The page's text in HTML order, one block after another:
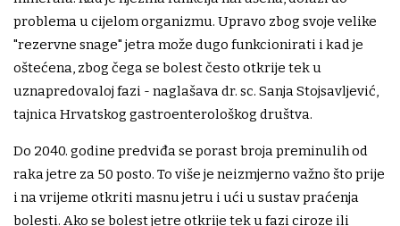
problema u cijelom organizmu. Upravo zbog svoje velike
"rezervne snage" jetra može dugo funkcionirati i kad je
oštećena, zbog čega se bolest često otkrije tek u
uznapredovaloj fazi - naglašava dr. sc. Sanja Stojsavljević,
tajnica Hrvatskog gastroenterološkog društva.
Do 2040. godine predviđa se porast broja preminulih od
raka jetre za 50 posto. To više je neizmjerno važno što prije
i na vrijeme otkriti masnu jetru i ući u sustav praćenja
bolesti. Ako se bolest jetre otkrije tek u fazi ciroze ili